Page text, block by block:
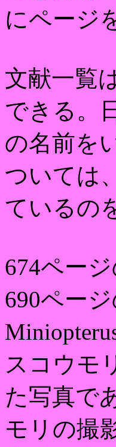
にページ
文献一覧
できる。
の名前を
ついては
ているの
674ペー
690ペー
スコウモ
た写真で
モリの撮